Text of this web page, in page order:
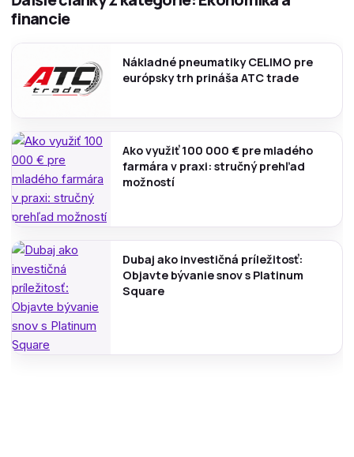
financie
Nákladné pneumatiky CELIMO pre
európsky trh prináša ATC trade
Ako využiť 100 000 € pre mladého
farmára v praxi: stručný prehľad
možností
Dubaj ako investičná príležitosť:
Objavte bývanie snov s Platinum
Square